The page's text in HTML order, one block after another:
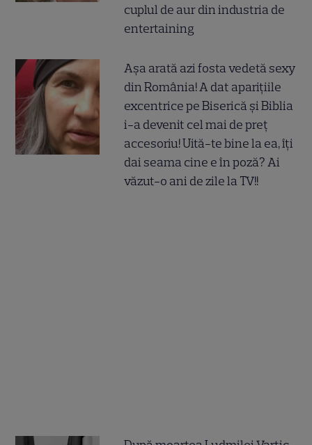
cuplul de aur din industria de
entertaining
Așa arată azi fosta vedetă sexy
din România! A dat aparițiile
excentrice pe Biserică și Biblia
i-a devenit cel mai de preț
accesoriu! Uită-te bine la ea, îți
dai seama cine e în poză? Ai
văzut-o ani de zile la TV!!